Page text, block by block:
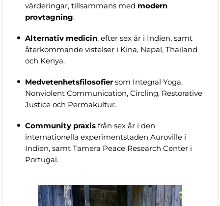
värderingar, tillsammans med modern
provtagning.
Alternativ medicin, efter sex år i Indien, samt
återkommande vistelser i Kina, Nepal, Thailand
och Kenya.
Medvetenhetsfilosofiersom Integral Yoga,
Nonviolent Communication, Circling, Restorative
Justice och Permakultur.
Community praxis från sex år i den
internationella experimentstaden Auroville i
Indien, samt Tamera Peace Research Center i
Portugal.